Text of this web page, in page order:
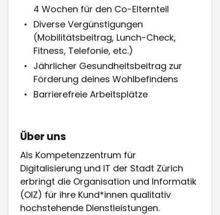
4 Wochen für den Co-Elternteil
Diverse Vergünstigungen
(Mobilitätsbeitrag, Lunch-Check,
Fitness, Telefonie, etc.)
Jährlicher Gesundheitsbeitrag zur
Förderung deines Wohlbefindens
Barrierefreie Arbeitsplätze
Über uns
Als Kompetenzzentrum für
Digitalisierung und IT der Stadt Zürich
erbringt die Organisation und Informatik
(OIZ) für ihre Kund*innen qualitativ
hochstehende Dienstleistungen.